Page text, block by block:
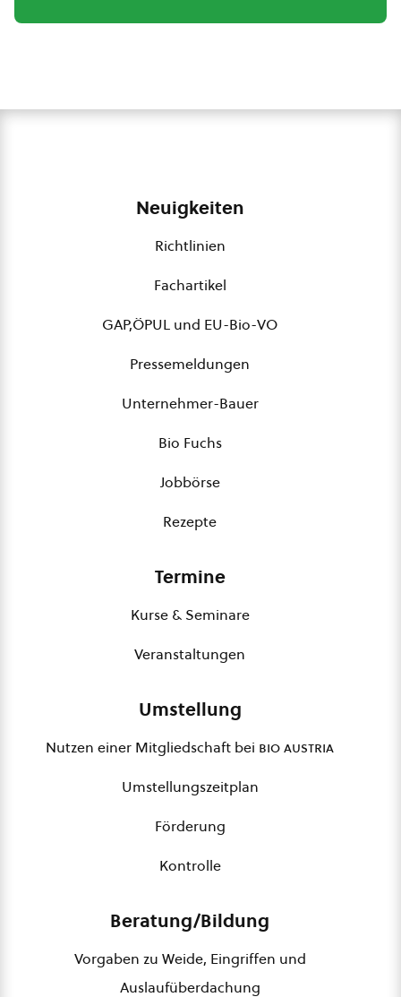
Neuigkeiten
Richtlinien
Fachartikel
GAP,ÖPUL und EU-Bio-VO
Pressemeldungen
Unternehmer-Bauer
Bio Fuchs
Jobbörse
Rezepte
Termine
Kurse & Seminare
Veranstaltungen
Umstellung
Nutzen einer Mitgliedschaft bei bio austria
Umstellungszeitplan
Förderung
Kontrolle
Beratung/Bildung
Vorgaben zu Weide, Eingriffen und
Auslaufüberdachung